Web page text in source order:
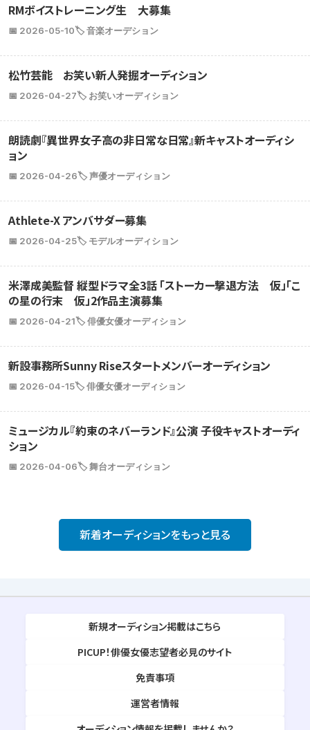
RMボイストレーニング生 大募集
📅 2026-05-10🏷️ 音楽オーデション
松竹芸能 お笑い新人発掘オーディション
📅 2026-04-27🏷️ お笑いオーディション
朗読劇『異世界女子高の非日常な日常』新キャストオーディシ
ョン
📅 2026-04-26🏷️ 声優オーディション
Athlete-X アンバサダー募集
📅 2026-04-25🏷️ モデルオーディション
米澤成美監督 縦型ドラマ全3話 「ストーカー撃退方法 仮」「こ
の星の行末 仮」2作品主演募集
📅 2026-04-21🏷️ 俳優女優オーディション
新設事務所Sunny Riseスタートメンバーオーディション
📅 2026-04-15🏷️ 俳優女優オーディション
ミュージカル『約束のネバーランド』公演 子役キャストオーディ
ション
📅 2026-04-06🏷️ 舞台オーディション
新着オーディションをもっと見る
新規オーディション掲載はこちら
PICUP！俳優女優志望者必見のサイト
免責事項
運営者情報